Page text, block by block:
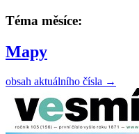
Téma měsíce:
Mapy
obsah aktuálního čísla →